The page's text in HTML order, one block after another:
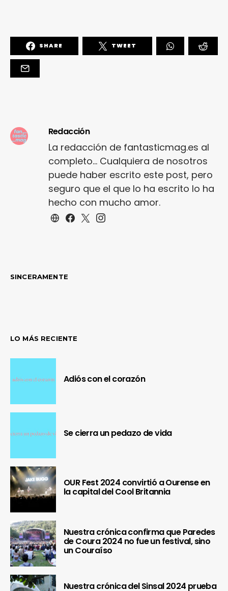
SHARE TWEET
Redacción
La redacción de fantasticmag.es al
completo... Cualquiera de nosotros
puede haber escrito este post, pero
seguro que el que lo ha escrito lo ha
hecho con mucho amor.
SINCERAMENTE
LO MÁS RECIENTE
Adiós con el corazón
Se cierra un pedazo de vida
OUR Fest 2024 convirtió a Ourense en
la capital del Cool Britannia
Nuestra crónica confirma que Paredes
de Coura 2024 no fue un festival, sino
un Couraíso
Nuestra crónica del Sinsal 2024 prueba